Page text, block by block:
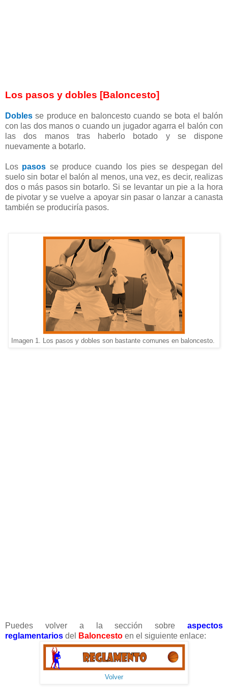
Los pasos y dobles [Baloncesto]
Dobles se produce en baloncesto cuando se bota el balón
con las dos manos o cuando un jugador agarra el balón con
las dos manos tras haberlo botado y se dispone
nuevamente a botarlo.
Los pasos se produce cuando los pies se despegan del
suelo sin botar el balón al menos, una vez, es decir, realizas
dos o más pasos sin botarlo. Si se levantar un pie a la hora
de pivotar y se vuelve a apoyar sin pasar o lanzar a canasta
también se produciría pasos.
Imagen 1. Los pasos y dobles son bastante comunes en baloncesto.
Puedes volver a la sección sobre aspectos
reglamentarios del Baloncesto en el siguiente enlace:
Volver